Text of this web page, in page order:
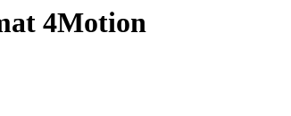
4Motion